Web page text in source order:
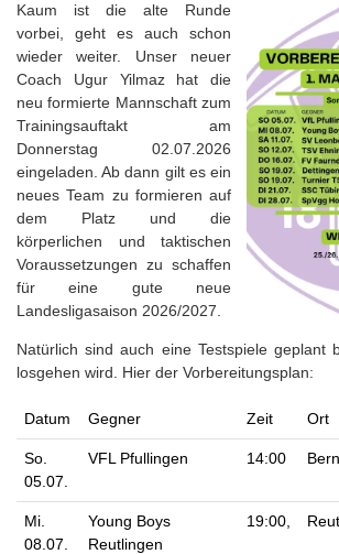
Kaum ist die alte Runde
vorbei, geht es auch schon
wieder weiter. Unser neuer
Coach Ugur Yilmaz hat die
neu formierte Mannschaft zum
Trainingsauftakt am
Donnerstag 02.07.2026
eingeladen. Ab dann gilt es ein
neues Team zu formieren auf
dem Platz und die
körperlichen und taktischen
Voraussetzungen zu schaffen
für eine gute neue
Landesligasaison 2026/2027.
Natürlich sind auch eine Testspiele geplant
losgehen wird. Hier der Vorbereitungsplan:
Datum Gegner Zeit Ort
So.
05.07.
VFL Pfullingen 14:00
Mi.
08.07.
Young Boys
Reutlingen
19:00,